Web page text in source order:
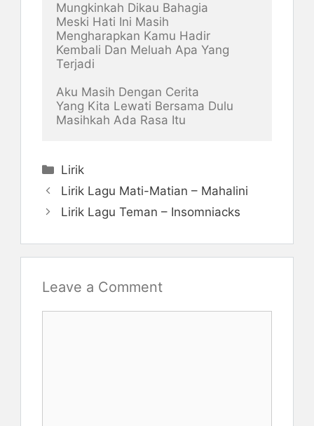
Mungkinkah Dikau Bahagia
Meski Hati Ini Masih
Mengharapkan Kamu Hadir
Kembali Dan Meluah Apa Yang
Terjadi
Aku Masih Dengan Cerita
Yang Kita Lewati Bersama Dulu
Masihkah Ada Rasa Itu
Categories
Lirik
Lirik Lagu Mati-Matian – Mahalini
Lirik Lagu Teman – Insomniacks
Leave a Comment